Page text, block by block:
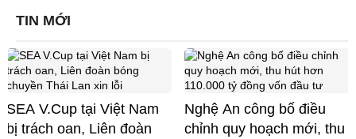
TIN MỚI
SEA V.Cup tại Việt Nam
bị trách oan, Liên đoàn
Nghệ An công bố điều
chỉnh quy hoạch mới, thu